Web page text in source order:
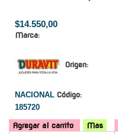
$14.550,00
Marca:
Origen:
NACIONAL Código:
185720
Agregar al carrito Mas